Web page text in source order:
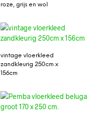
roze, grijs en wol
vintage vloerkleed
zandkleurig 250cm x
156cm